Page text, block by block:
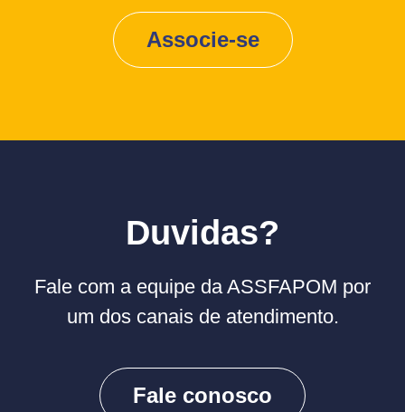
Associe-se
Duvidas?
Fale com a equipe da ASSFAPOM por
um dos canais de atendimento.
Fale conosco